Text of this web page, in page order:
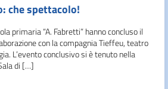
che spettacolo!
primaria “A. Fabretti” hanno concluso il
con la compagnia Tieffeu, teatro
L’evento conclusivo si è tenuto nella
di […]